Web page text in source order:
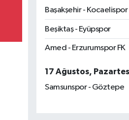
Başakşehir - Kocaelispor
Beşiktaş - Eyüpspor
Amed - Erzurumspor FK
17 Ağustos,
Samsunspor - Göztepe